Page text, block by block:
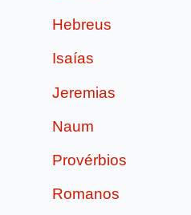
Hebreus
Isaías
Jeremias
Naum
Provérbios
Romanos